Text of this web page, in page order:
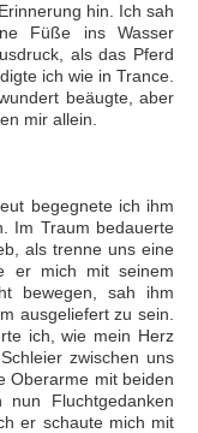
hin. Ich sah
Füße ins Wasser
als das Pferd
ich wie in Trance.
beäugte, aber
mir allein.
begegnete ich ihm
Im Traum bedauerte
als trenne uns eine
er mich mit seinem
bewegen, sah ihm
ausgeliefert zu sein.
ich, wie mein Herz
zwischen uns
Oberarme mit beiden
Fluchtgedanken
er schaute mich mit